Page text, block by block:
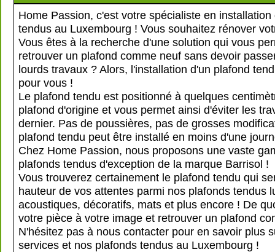
Home Passion, c'est votre spécialiste en installation
tendus au Luxembourg ! Vous souhaitez rénover
Vous êtes à la recherche d'une solution qui vous
retrouver un plafond comme neuf sans devoir
lourds travaux ? Alors, l'installation d'un plafond
pour vous !
Le plafond tendu est positionné à quelques
plafond d'origine et vous permet ainsi d'éviter les
dernier. Pas de poussières, pas de grosses
plafond tendu peut être installé en moins d'une
Chez Home Passion, nous proposons une vaste
plafonds tendus d'exception de la marque Barrisol !
Vous trouverez certainement le plafond tendu qui
hauteur de vos attentes parmi nos plafonds tendus
acoustiques, décoratifs, mats et plus encore ! De
votre pièce à votre image et retrouver un plafond
N'hésitez pas à nous contacter pour en savoir plus
services et nos plafonds tendus au Luxembourg !